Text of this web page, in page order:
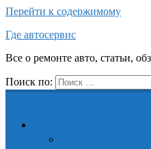
Перейти к содержимому
Где автосервис
Все о ремонте авто, статьи,
Поиск по: